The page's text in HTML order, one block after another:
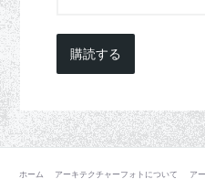
購読する
ホーム アーキテクチャーフォトについて ア